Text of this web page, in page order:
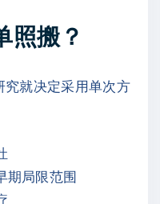
照搬？
究就决定采用单次方
期局限范围